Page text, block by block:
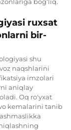
ruxsat
bir-
shu
naqshlarini
imzolari
aniqlay
Oq ro'yxat
kemalarini tanib